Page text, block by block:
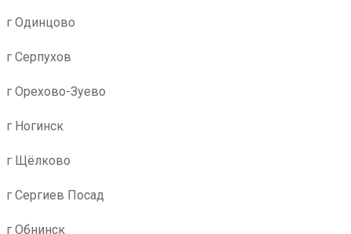
г Одинцово
г Серпухов
г Орехово-Зуево
г Ногинск
г Щёлково
г Сергиев Посад
г Обнинск